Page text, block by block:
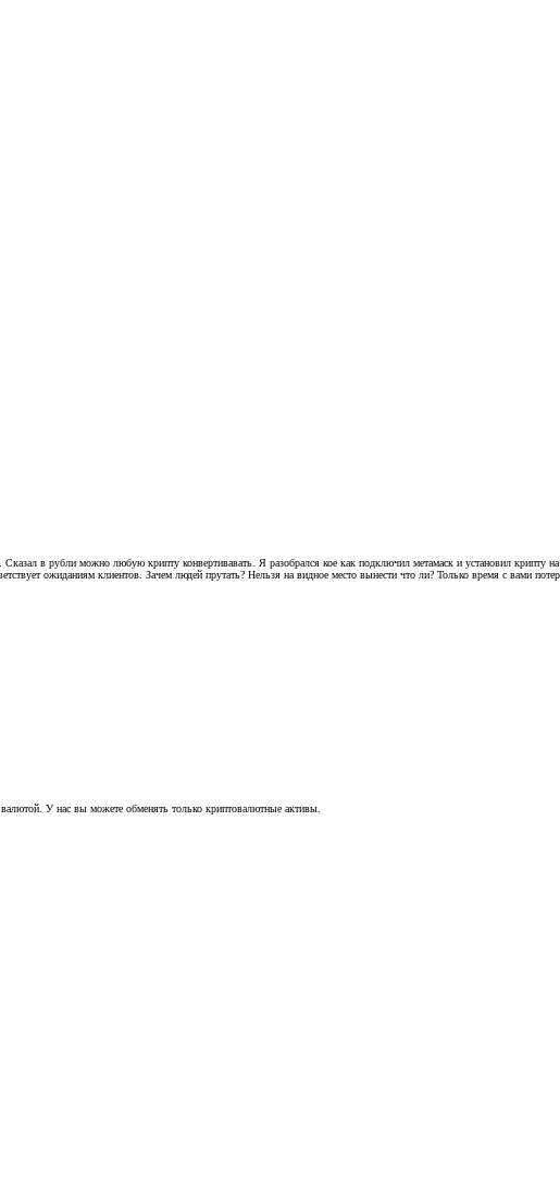
в рубли можно любую крипту конвертивавать. Я разобрался кое как подключил метамаск и установил крипту
ожиданиям клиентов. Зачем людей прутать? Нельзя на видное место вынести что ли? Только время с вами
У нас вы можете обменять только криптовалютные активы.